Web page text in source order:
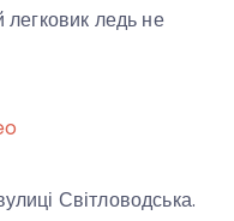
легковик ледь не
Світловодська.